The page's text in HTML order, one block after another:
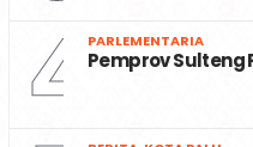
4 PARLEMENTARIA
Pemprov Sulteng